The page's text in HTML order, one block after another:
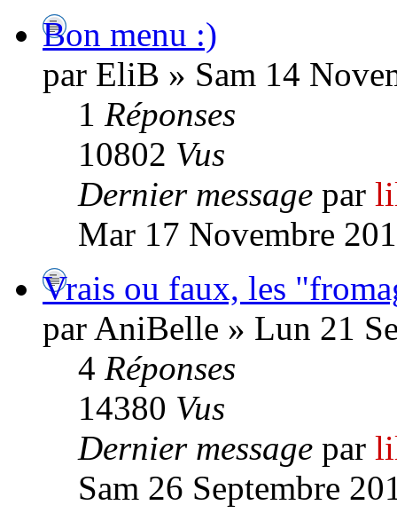
Bon menu :)
par EliB » Sam 14
1 Réponses
10802 Vus
Dernier message par
Mar 17 Novembre
Vrais ou faux, les
par AniBelle » Lun 21
4 Réponses
14380 Vus
Dernier message par
Sam 26 Septembre